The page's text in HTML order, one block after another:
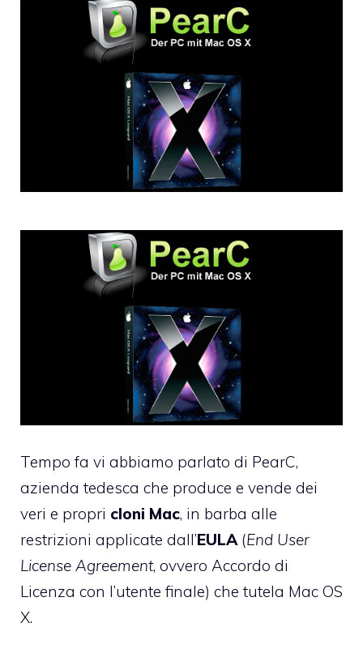
Tempo fa vi abbiamo parlato di PearC,
azienda tedesca che produce e vende dei
veri e propri cloni Mac, in barba alle
restrizioni applicate dall’EULA (End User
License Agreement, ovvero Accordo di
Licenza con l’utente finale) che tutela Mac OS
X.